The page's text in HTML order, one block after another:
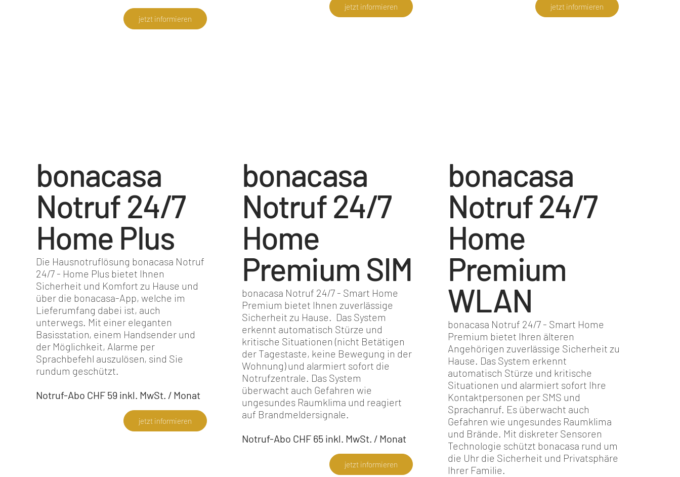
jetzt informieren
jetzt informieren jetzt informieren
bonacasa
Notruf 24/7
Home Plus
Die Hausnotruflösung bonacasa Notruf
24/7 - Home Plus bietet Ihnen
Sicherheit und Komfort zu Hause und
über die bonacasa-App, welche im
Lieferumfang dabei ist, auch
unterwegs. Mit einer eleganten
Basisstation, einem Handsender und
der Möglichkeit, Alarme per
Sprachbefehl auszulösen, sind Sie
rundum geschützt.
Notruf-Abo CHF 59 inkl. MwSt. / Monat
jetzt informieren
bonacasa
Notruf 24/7
Home
Premium SIM
bonacasa Notruf 24/7 - Smart Home
Premium bietet Ihnen zuverlässige
Sicherheit zu Hause. Das System
erkennt automatisch Stürze und
kritische Situationen (nicht Betätigen
der Tagestaste, keine Bewegung in der
Wohnung) und alarmiert sofort die
Notrufzentrale. Das System
überwacht auch Gefahren wie
ungesundes Raumklima und reagiert
auf Brandmeldersignale.
Notruf-Abo CHF 65 inkl. MwSt. / Monat
jetzt informieren
bonacasa
Notruf 24/7
Home
Premium
WLAN
bonacasa Notruf 24/7 - Smart Home
Premium bietet Ihren älteren
Angehörigen zuverlässige Sicherheit zu
Hause. Das System erkennt
automatisch Stürze und kritische
Situationen und alarmiert sofort Ihre
Kontaktpersonen per SMS und
Sprachanruf. Es überwacht auch
Gefahren wie ungesundes Raumklima
und Brände. Mit diskreter Sensoren
Technologie schützt bonacasa rund um
die Uhr die Sicherheit und Privatsphäre
Ihrer Familie.